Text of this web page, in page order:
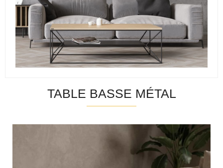
TABLE BASSE MÉTAL